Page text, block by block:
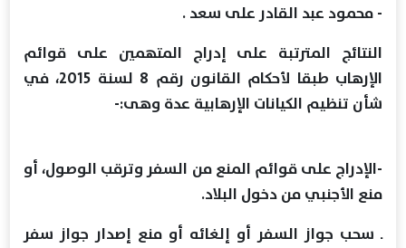
- محمود عبد القادر على سعد .
النتائج المترتبة على إدراج المتهمين على قوائم
الإرهاب طبقا لأحكام القانون رقم 8 لسنة 2015، في
شأن تنظيم الكيانات الإرهابية عدة وهى:-
-الإدراج على قوائم المنع من السفر وترقب الوصول، أو
منع الأجنبي من دخول البلاد.
ـ سحب جواز السفر أو إلغائه أو منع إصدار جواز سفر